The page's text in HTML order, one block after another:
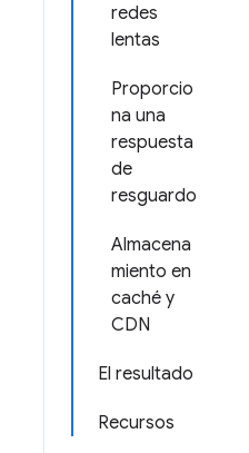
redes
lentas
Proporcio
na una
respuesta
de
resguardo
Almacena
miento en
caché y
CDN
El resultado
Recursos